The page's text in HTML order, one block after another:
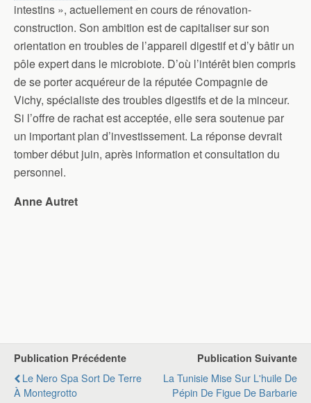
intestins », actuellement en cours de rénovation-
construction. Son ambition est de capitaliser sur son
orientation en troubles de l’appareil digestif et d’y bâtir un
pôle expert dans le microbiote. D’où l’intérêt bien compris
de se porter acquéreur de la réputée Compagnie de
Vichy, spécialiste des troubles digestifs et de la minceur.
Si l’offre de rachat est acceptée, elle sera soutenue par
un important plan d’investissement. La réponse devrait
tomber début juin, après information et consultation du
personnel.
Anne Autret
Publication Précédente
Le Nero Spa Sort De Terre
À Montegrotto
Publication Suivante
La Tunisie Mise Sur L'huile De
Pépin De Figue De Barbarie